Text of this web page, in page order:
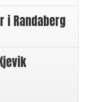
i Randaberg